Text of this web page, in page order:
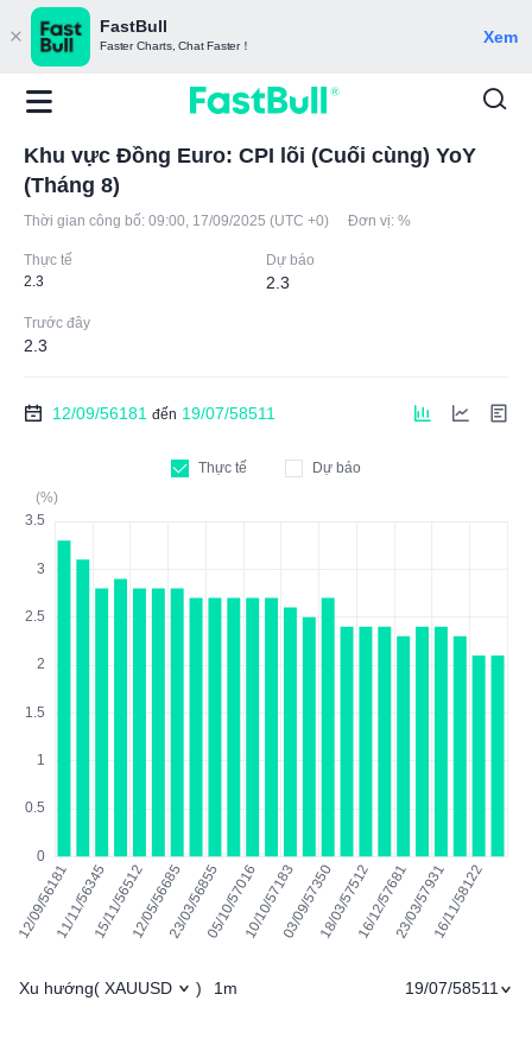
FastBull
Faster Charts, Chat Faster！ Xem
Khu vực Đồng Euro: CPI lõi (Cuối cùng) YoY
(Tháng 8)
Thời gian công bố: 09:00, 17/09/2025 (UTC +0) Đơn vị: %
Thực tế
2.3
Dự báo
2.3
Trước đây
2.3
12/09/56181 đến 19/07/58511
Thực tế
Dự báo
(%)
Xu hướng( XAUUSD ) 1m 19/07/58511